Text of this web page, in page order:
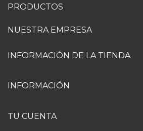
PRODUCTOS
NUESTRA EMPRESA
INFORMACIÓN DE LA TIENDA
INFORMACIÓN
TU CUENTA